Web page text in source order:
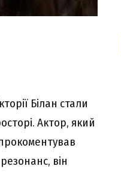
Білан стали
Актор, який
він